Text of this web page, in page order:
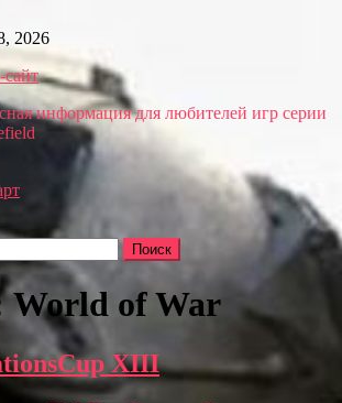
2026
информация для любителей игр серии
World of War
XIII